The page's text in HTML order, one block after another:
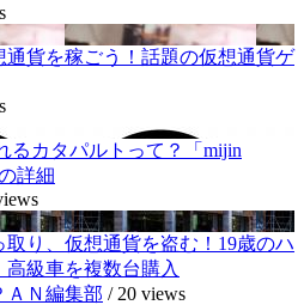
通貨を稼ごう！話題の仮想通貨ゲ
るカタパルトって？「mijin
詳細
取り、仮想通貨を盗む！19歳のハ
高級車を複数台購入
ＡＮ編集部 / 20 views